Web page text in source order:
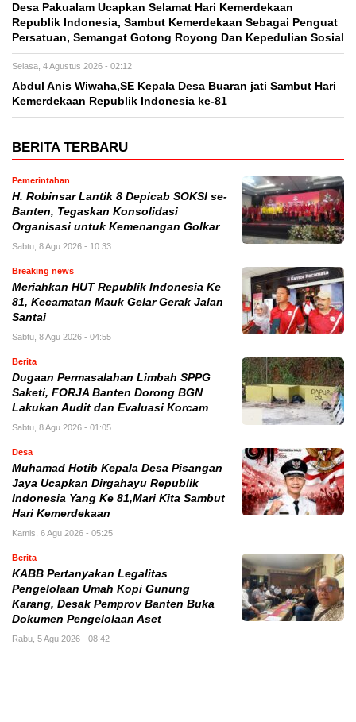
Desa Pakualam Ucapkan Selamat Hari Kemerdekaan
Republik Indonesia, Sambut Kemerdekaan Sebagai Penguat
Persatuan, Semangat Gotong Royong Dan Kepedulian Sosial
Selasa, 4 Agustus 2026 - 02:12
Abdul Anis Wiwaha,SE Kepala Desa Buaran jati Sambut Hari
Kemerdekaan Republik Indonesia ke-81
BERITA TERBARU
Pemerintahan
H. Robinsar Lantik 8 Depicab SOKSI se-
Banten, Tegaskan Konsolidasi
Organisasi untuk Kemenangan Golkar
Sabtu, 8 Agu 2026 - 10:33
Breaking news
Meriahkan HUT Republik Indonesia Ke
81, Kecamatan Mauk Gelar Gerak Jalan
Santai
Sabtu, 8 Agu 2026 - 04:55
Berita
Dugaan Permasalahan Limbah SPPG
Saketi, FORJA Banten Dorong BGN
Lakukan Audit dan Evaluasi Korcam
Sabtu, 8 Agu 2026 - 01:05
Desa
Muhamad Hotib Kepala Desa Pisangan
Jaya Ucapkan Dirgahayu Republik
Indonesia Yang Ke 81,Mari Kita Sambut
Hari Kemerdekaan
Kamis, 6 Agu 2026 - 05:25
Berita
KABB Pertanyakan Legalitas
Pengelolaan Umah Kopi Gunung
Karang, Desak Pemprov Banten Buka
Dokumen Pengelolaan Aset
Rabu, 5 Agu 2026 - 08:42